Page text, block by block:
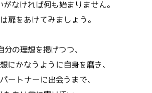
がなければ何も始まりません。
扉をあけてみましょう。
分の理想を掲げつつ、
にかなうように自身を磨き、
ートナーに出会うまで、